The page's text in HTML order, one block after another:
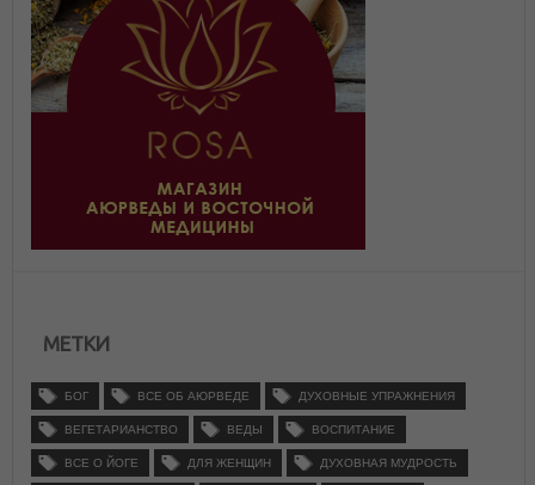
МЕТКИ
БОГ ВСЕ ОБ АЮРВЕДЕ ДУХОВНЫЕ УПРАЖНЕНИЯ
ВЕГЕТАРИАНСТВО ВЕДЫ ВОСПИТАНИЕ
ВСЕ О ЙОГЕ ДЛЯ ЖЕНЩИН ДУХОВНАЯ МУДРОСТЬ